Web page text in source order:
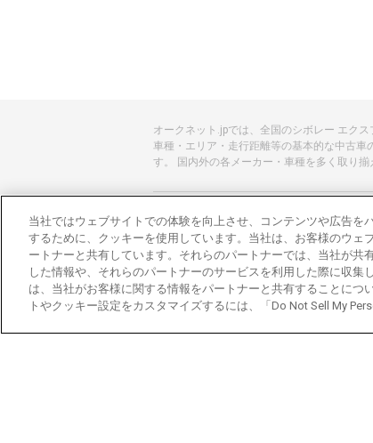
オークネット.jpでは、全国のシボレー エク
車種・エリア・走行距離等の基本的な中古
す。 国内外の各メーカー・車種を多く取り
あんしんのクルマ選びはオークネット.jp
オークネット.jpとは？
会社概要
当社ではウェブサイトでの体験を向上させ、コンテンツや広告
するために、クッキーを使用しています。当社は、お客様のウ
ートナーと共有しています。それらのパートナーでは、当社が
した情報や、それらのパートナーのサービスを利用した際に収
は、当社がお客様に関する情報をパートナーと共有することにつ
トやクッキー設定をカスタマイズするには、「Do Not Sell My